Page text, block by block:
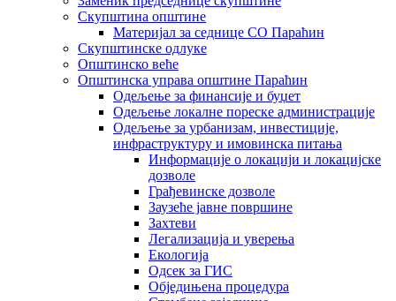
Скупштина општине
Материјал за седнице СО Параћин
Скупштинске одлуке
Општинско веће
Општинска управа општине Параћин
Одељење за финансије и буџет
Одељење локалне пореске администрације
Одељење за урбанизам, инвестиције,
инфраструктуру и имовинска питања
Информације о локацији и локацијске
дозволе
Грађевинске дозволе
Заузеће јавне површине
Захтеви
Легализација и уверења
Екологија
Одсек за ГИС
Обједињена процедура